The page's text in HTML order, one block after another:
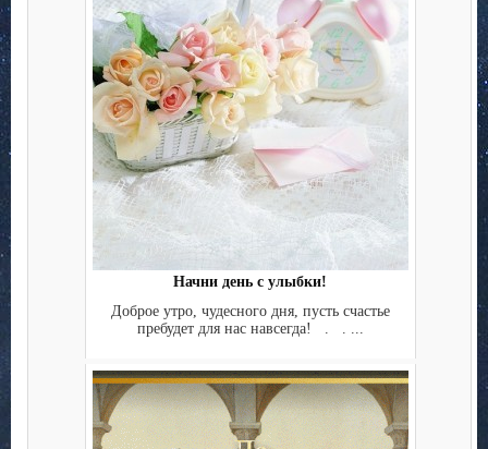
Начни день с улыбки!
Доброе утро, чудесного дня, пусть счастье
пребудет для нас навсегда! . . ...